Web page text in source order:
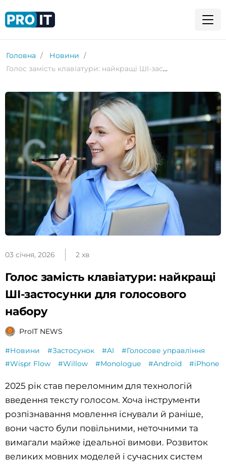
Головна
Новини
Голос замість клавіатури: найкращі ШІ-застосунки для голосового набору
03 січня, 2026 2 хв
Голос замість клавіатури: найкращі
ШІ-застосунки для голосового
набору
ProIT NEWS
#Новини #Застосунок #AI
#Голосове управління
#Wispr Flow
#Willow #Monologue #Android #iPhone
2025 рік став переломним для технологій
введення тексту голосом. Хоча інструменти
розпізнавання мовлення існували й раніше,
вони часто були повільними, неточними та
вимагали майже ідеальної вимови. Розвиток
великих мовних моделей і сучасних систем